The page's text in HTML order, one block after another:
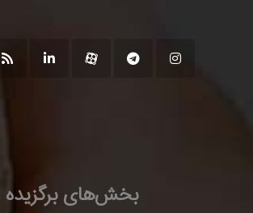
بخش‌های برگزیده